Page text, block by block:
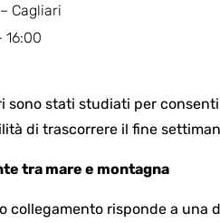
Cagliari
16:00
sono stati studiati per
di trascorrere il fine
tra mare e montagna
collegamento risponde a una